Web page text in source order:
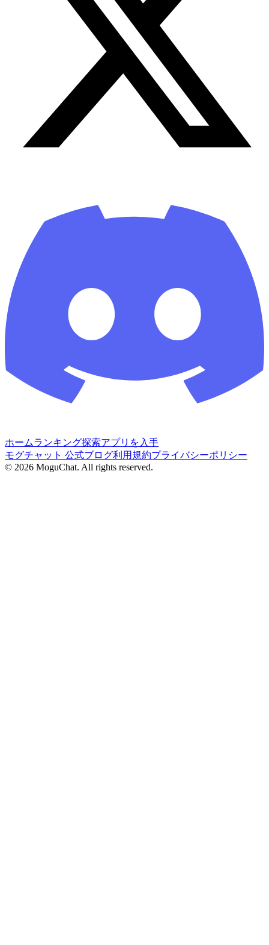
ホームランキング探索アプリを入手
モグチャット 公式ブログ利用規約プライバシーポリシー
© 2026 MoguChat. All rights reserved.